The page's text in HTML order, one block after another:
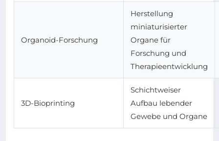
Organoid-Forschung
Herstellung
miniaturisierter
Organe für
Forschung und
Therapieentwicklung
3D-Bioprinting
Schichtweiser
Aufbau lebender
Gewebe und Organe